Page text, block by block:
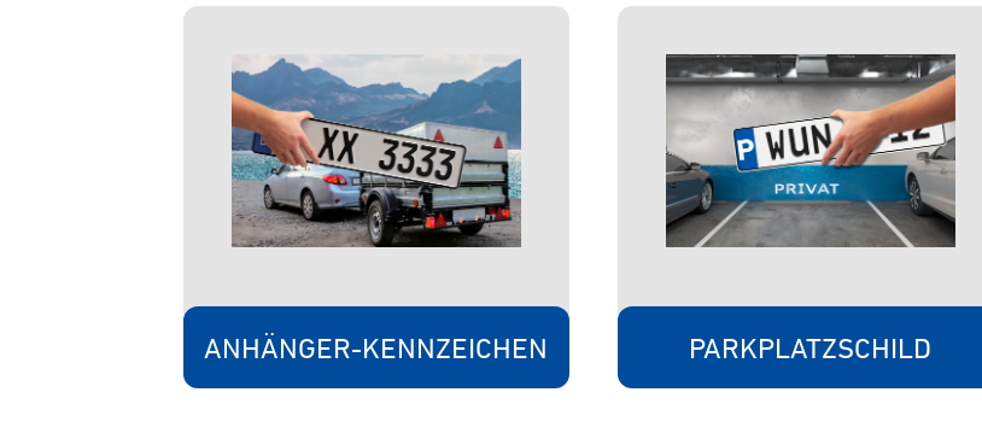
ANHÄNGER-KENNZEICHEN PARKPLATZSCHILD